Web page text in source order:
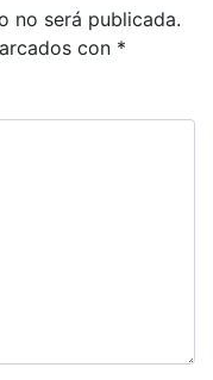
no será publicada.
con *